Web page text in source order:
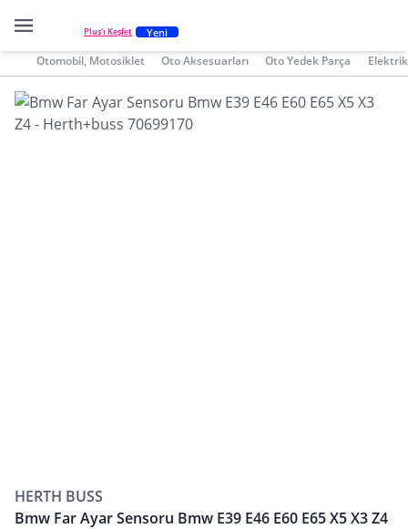
Plus'ı Keşfet Yeni
Otomobil, Motosiklet Oto Aksesuarları Oto Yedek Parça
HERTH BUSS
Bmw Far Ayar Sensoru Bmw E39 E46 E60 E65 X5 X3 Z4